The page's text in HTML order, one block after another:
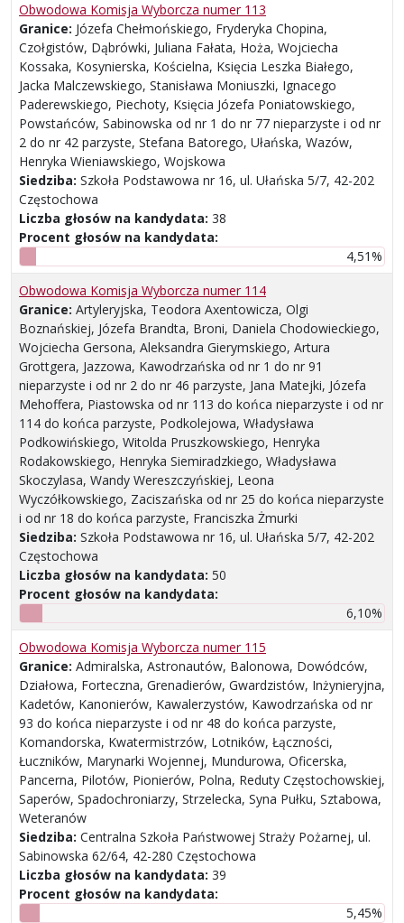
Obwodowa Komisja Wyborcza numer 113
Granice: Józefa Chełmońskiego, Fryderyka Chopina,
Czołgistów, Dąbrówki, Juliana Fałata, Hoża, Wojciecha
Kossaka, Kosynierska, Kościelna, Księcia Leszka Białego,
Jacka Malczewskiego, Stanisława Moniuszki, Ignacego
Paderewskiego, Piechoty, Księcia Józefa Poniatowskiego,
Powstańców, Sabinowska od nr 1 do nr 77 nieparzyste i od nr
2 do nr 42 parzyste, Stefana Batorego, Ułańska, Wazów,
Henryka Wieniawskiego, Wojskowa
Siedziba: Szkoła Podstawowa nr 16, ul. Ułańska 5/7, 42-202
Częstochowa
Liczba głosów na kandydata: 38
Procent głosów na kandydata:
4,51%
Obwodowa Komisja Wyborcza numer 114
Granice: Artyleryjska, Teodora Axentowicza, Olgi
Boznańskiej, Józefa Brandta, Broni, Daniela Chodowieckiego,
Wojciecha Gersona, Aleksandra Gierymskiego, Artura
Grottgera, Jazzowa, Kawodrzańska od nr 1 do nr 91
nieparzyste i od nr 2 do nr 46 parzyste, Jana Matejki, Józefa
Mehoffera, Piastowska od nr 113 do końca nieparzyste i od nr
114 do końca parzyste, Podkolejowa, Władysława
Podkowińskiego, Witolda Pruszkowskiego, Henryka
Rodakowskiego, Henryka Siemiradzkiego, Władysława
Skoczylasa, Wandy Wereszczyńskiej, Leona
Wyczółkowskiego, Zaciszańska od nr 25 do końca nieparzyste
i od nr 18 do końca parzyste, Franciszka Żmurki
Siedziba: Szkoła Podstawowa nr 16, ul. Ułańska 5/7, 42-202
Częstochowa
Liczba głosów na kandydata: 50
Procent głosów na kandydata:
6,10%
Obwodowa Komisja Wyborcza numer 115
Granice: Admiralska, Astronautów, Balonowa, Dowódców,
Działowa, Forteczna, Grenadierów, Gwardzistów, Inżynieryjna,
Kadetów, Kanonierów, Kawalerzystów, Kawodrzańska od nr
93 do końca nieparzyste i od nr 48 do końca parzyste,
Komandorska, Kwatermistrzów, Lotników, Łączności,
Łuczników, Marynarki Wojennej, Mundurowa, Oficerska,
Pancerna, Pilotów, Pionierów, Polna, Reduty Częstochowskiej,
Saperów, Spadochroniarzy, Strzelecka, Syna Pułku, Sztabowa,
Weteranów
Siedziba: Centralna Szkoła Państwowej Straży Pożarnej, ul.
Sabinowska 62/64, 42-280 Częstochowa
Liczba głosów na kandydata: 39
Procent głosów na kandydata:
5,45%